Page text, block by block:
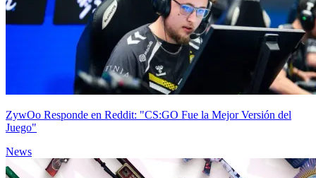
ZywOo Responde en Reddit: "CS:GO Fue la Mejor Versión del
Juego"
News